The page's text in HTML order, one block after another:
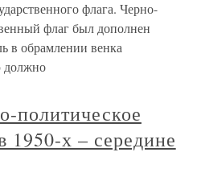
флага. Черно-
флаг был дополнен
в обрамлении венка
должно
политическое
1950-х – середине